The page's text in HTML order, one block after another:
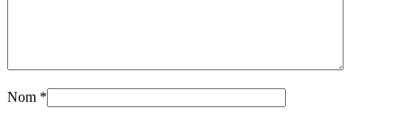
Nom *